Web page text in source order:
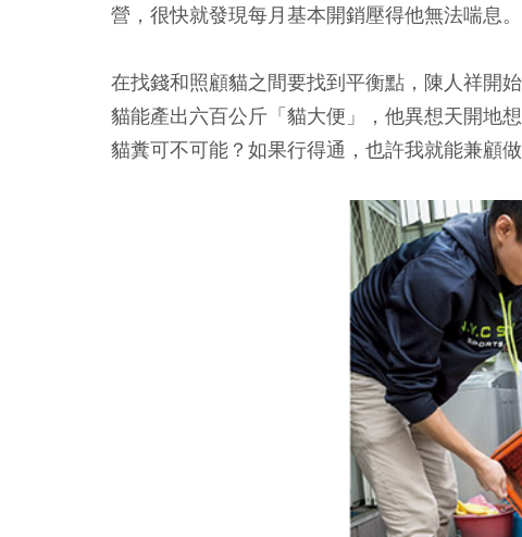
營，很快就發現每月基本開銷壓得他無法喘息。
在找錢和照顧貓之間要找到平衡點，陳人祥開
貓能產出六百公斤「貓大便」，他異想天開地
貓糞可不可能？如果行得通，也許我就能兼顧